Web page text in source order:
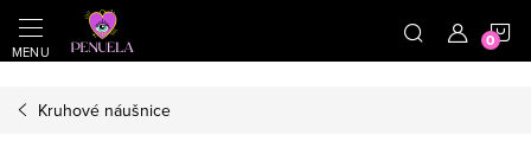
https://cz.pinterest.com/shoppenuela/
Přejít na obsah
Kruhové náušnice